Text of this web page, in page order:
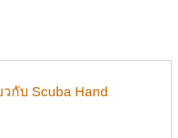
กับ Scuba Hand